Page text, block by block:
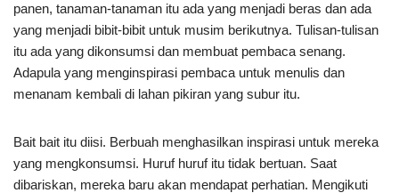
panen, tanaman-tanaman itu ada yang menjadi beras dan ada
yang menjadi bibit-bibit untuk musim berikutnya. Tulisan-tulisan
itu ada yang dikonsumsi dan membuat pembaca senang.
Adapula yang menginspirasi pembaca untuk menulis dan
menanam kembali di lahan pikiran yang subur itu.
Bait bait itu diisi. Berbuah menghasilkan inspirasi untuk mereka
yang mengkonsumsi. Huruf huruf itu tidak bertuan. Saat
dibariskan, mereka baru akan mendapat perhatian. Mengikuti